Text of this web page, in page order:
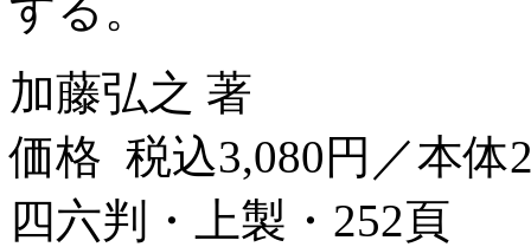
加藤弘之 著
価格 税込3,080円／本体
四六判・上製・252頁